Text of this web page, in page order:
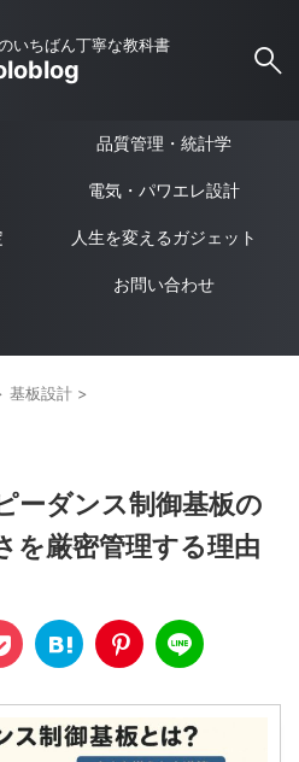
いちばん丁寧な教科書
品質管理・統計学
電気・パワエレ設計
人生を変えるガジェット
お問い合わせ
基板設計 >
ーダンス制御基板の
を厳密管理する理由